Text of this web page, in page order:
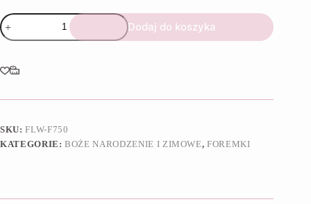
ilość
Foremka
Mikołaj
Dodaj do koszyka
SKU:FLW-F750
KATEGORIE:BOŻE NARODZENIE I ZIMOWE,FOREMKI